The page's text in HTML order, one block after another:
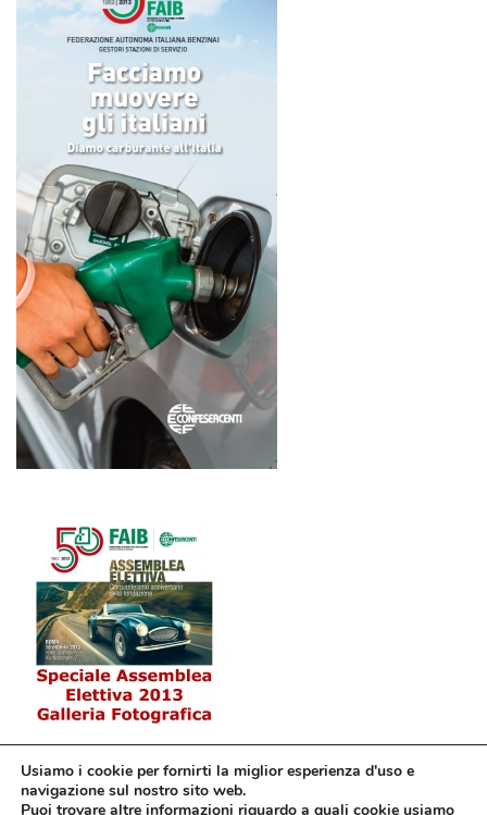
Usiamo i cookie per fornirti la miglior esperienza d'uso e
navigazione sul nostro sito web.
Puoi trovare altre informazioni riguardo a quali cookie usiamo